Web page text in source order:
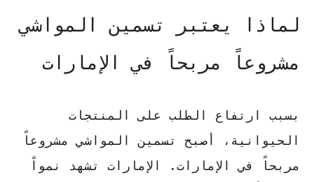
لماذا يعتبر تسمين المواشي
مشروعاً مربحاً في الإمارات
بسبب ارتفاع الطلب على المنتجات
الحيوانية، أصبح تسمين المواشي مشروعاً
مربحاً في الإمارات. الإمارات تشهد نمواً